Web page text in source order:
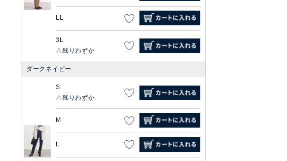
LL
3L
残りわずか
ダークネイビー
S
残りわずか
M
L